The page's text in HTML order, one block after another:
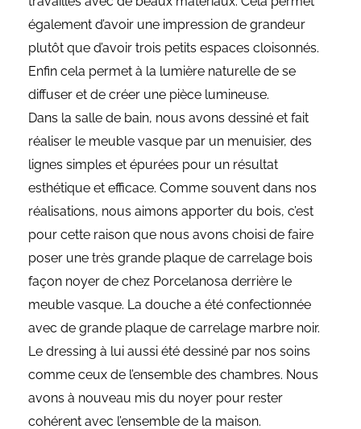
également d’avoir une impression de grandeur
plutôt que d’avoir trois petits espaces cloisonnés.
Enfin cela permet à la lumière naturelle de se
diffuser et de créer une pièce lumineuse.
Dans la salle de bain, nous avons dessiné et fait
réaliser le meuble vasque par un menuisier, des
lignes simples et épurées pour un résultat
esthétique et efficace. Comme souvent dans nos
réalisations, nous aimons apporter du bois, c’est
pour cette raison que nous avons choisi de faire
poser une très grande plaque de carrelage bois
façon noyer de chez Porcelanosa derrière le
meuble vasque. La douche a été confectionnée
avec de grande plaque de carrelage marbre noir.
Le dressing à lui aussi été dessiné par nos soins
comme ceux de l’ensemble des chambres. Nous
avons à nouveau mis du noyer pour rester
cohérent avec l’ensemble de la maison.